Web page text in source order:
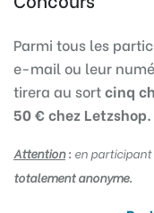
Parmi tous les
e-mail ou leur
tirera au sortcinq
50 € chez Letzshop.
Attention: en participant
totalement anonyme.